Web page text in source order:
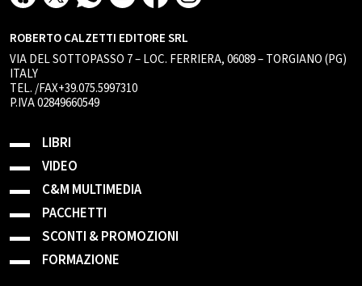
ROBERTO CALZETTI EDITORE SRL
VIA DEL SOTTOPASSO 7 – LOC. FERRIERA, 06089 – TORGIANO (PG)
ITALY
TEL. /FAX+39.075.5997310
P.IVA 02849660549
LIBRI
VIDEO
C&M MULTIMEDIA
PACCHETTI
SCONTI & PROMOZIONI
FORMAZIONE